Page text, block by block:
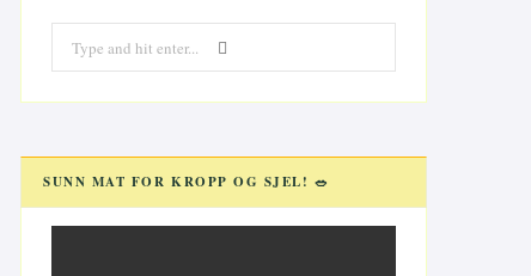
for:
SUNN MAT FOR KROPP OG SJEL! 🥗